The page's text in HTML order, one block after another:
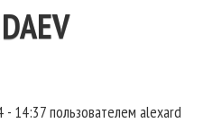
- 14:37пользователем alexard